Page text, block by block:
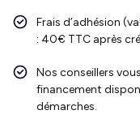
Frais d’adhésion
: 40€ TTC après
Nos conseillers
financement
démarches.